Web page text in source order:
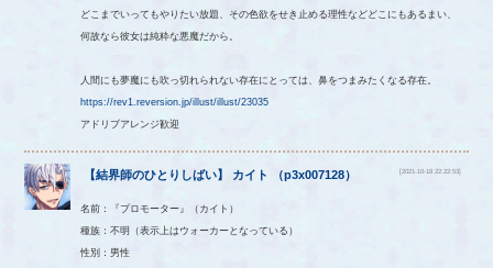
どこまでいってもやりたい放題、その色欲をせき止める理性などどこにもあるまい、
何故なら彼女は純粋な悪魔だから。
人間にも夢魔にも吹っ切れられない存在にとっては、鼻をつまみたくなる存在。
https://rev1.reversion.jp/illust/illust/23035
アドリブアレンジ歓迎
【結界師のひとりしばい】 カイト （p3x007128） [2021-10-18 22:22:53]
名前：『プロモーター』（カイト）
種族：不明（表示上はウォーカーとなっている）
性別：男性